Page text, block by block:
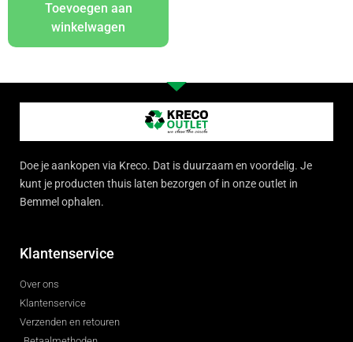
Toevoegen aan
winkelwagen
Doe je aankopen via Kreco. Dat is duurzaam en voordelig. Je
kunt je producten thuis laten bezorgen of in onze outlet in
Bemmel ophalen.
Klantenservice
Over ons
Klantenservice
Verzenden en retouren